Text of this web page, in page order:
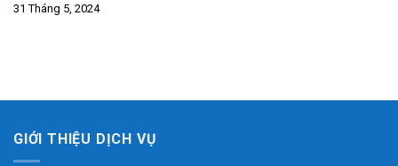
31 Tháng 5, 2024
GIỚI THIỆU DỊCH VỤ